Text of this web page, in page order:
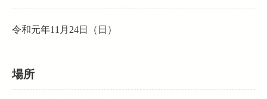
令和元年11月24日（日）
場所